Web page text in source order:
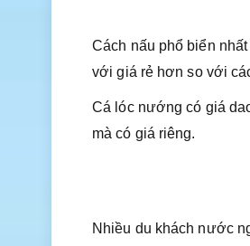
Cách nấu phổ biển
với giá rẻ hơn so với
Cá lóc nướng có giá
mà có giá riêng.
Nhiều du khách nước